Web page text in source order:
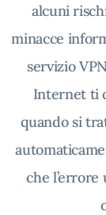
alcuni
minacce
servizio
Internet ti
quando si
che l’errore